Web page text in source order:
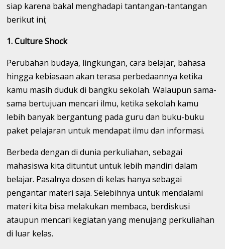
siap karena bakal menghadapi tantangan-tantangan
berikut ini;
1. Culture Shock
Perubahan budaya, lingkungan, cara belajar, bahasa
hingga kebiasaan akan terasa perbedaannya ketika
kamu masih duduk di bangku sekolah. Walaupun sama-
sama bertujuan mencari ilmu, ketika sekolah kamu
lebih banyak bergantung pada guru dan buku-buku
paket pelajaran untuk mendapat ilmu dan informasi.
Berbeda dengan di dunia perkuliahan, sebagai
mahasiswa kita dituntut untuk lebih mandiri dalam
belajar. Pasalnya dosen di kelas hanya sebagai
pengantar materi saja. Selebihnya untuk mendalami
materi kita bisa melakukan membaca, berdiskusi
ataupun mencari kegiatan yang menujang perkuliahan
di luar kelas.